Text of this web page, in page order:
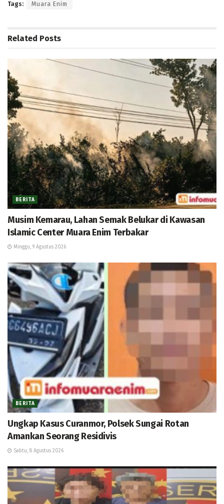
Tags: Muara Enim
Related Posts
BERITA
Musim Kemarau, Lahan Semak Belukar di Kawasan
Islamic Center Muara Enim Terbakar
Minggu, 9 Agustus 2026
BERITA
Ungkap Kasus Curanmor, Polsek Sungai Rotan
Amankan Seorang Residivis
Sabtu, 8 Agustus 2026